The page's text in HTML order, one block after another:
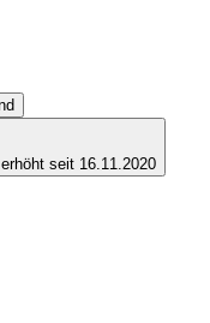
seit 16.11.2020